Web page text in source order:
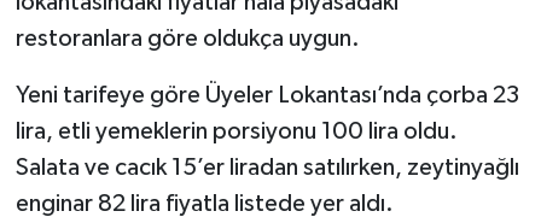
restoranlara göre oldukça uygun.
Yeni tarifeye göre Üyeler Lokantası’nda çorba 23
lira, etli yemeklerin porsiyonu 100 lira oldu.
Salata ve cacık 15’er liradan satılırken, zeytinyağlı
enginar 82 lira fiyatla listede yer aldı.